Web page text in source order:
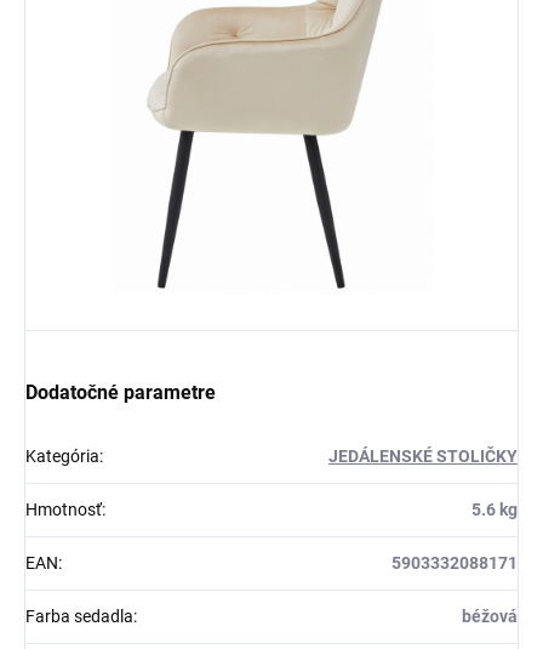
Dodatočné parametre
Kategória: JEDÁLENSKÉ STOLIČKY
Hmotnosť: 5.6 kg
EAN: 5903332088171
Farba sedadla: béžová